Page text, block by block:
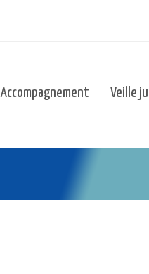
Accompagnement Veille